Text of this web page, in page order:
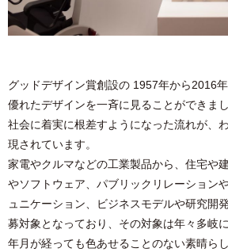
グッドデザイン賞創設の 1957年から2016
優れたデザインを一斉に見ることができま
社会に着実に根差すようになった流れが、
現されています。
家電やクルマなどの工業製品から、住宅や
やソフトウェア、パブリックリレーション
ュニケーション、ビジネスモデルや研究開
募対象となっており、その対象は年々多岐
年月が経っても色あせることのない素晴ら